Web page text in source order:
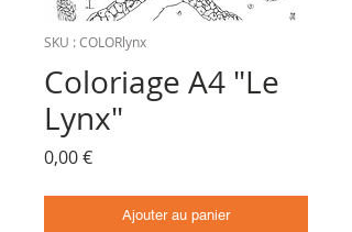
SKU : COLORlynx
Coloriage A4 "Le
Lynx"
0,00 €Prix
Ajouter au panier